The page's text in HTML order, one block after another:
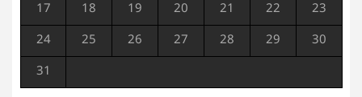
17 18 19 20 21 22 23
24 25 26 27 28 29 30
31